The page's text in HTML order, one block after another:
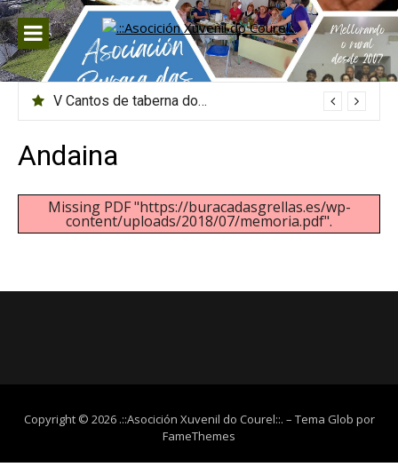
Saltar
al
contenido
V Cantos de taberna do Courel
Andaina
Missing PDF "https://buracadasgrellas.es/wp-
content/uploads/2018/07/memoria.pdf".
Copyright © 2026 .::Asocición Xuvenil do Courel::. – Tema Glob por
FameThemes